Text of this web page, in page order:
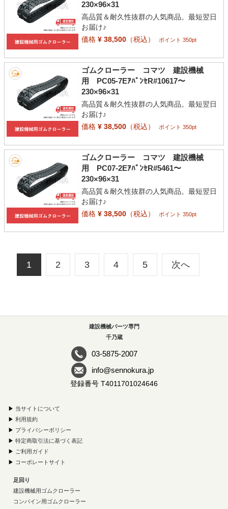
230×96×31
高品質＆耐久性抜群の人気商品。最短翌日
お届け♪
価格¥ 38,500（税込） ポイント 350pt
ゴムクローラー コマツ 建設機械
用 PC05-7EｱﾊﾞﾝｾR#10617〜
230×96×31
高品質＆耐久性抜群の人気商品。最短翌日
お届け♪
価格¥ 38,500（税込） ポイント 350pt
ゴムクローラー コマツ 建設機械
用 PC07-2EｱﾊﾞﾝｾR#5461〜
230×96×31
高品質＆耐久性抜群の人気商品。最短翌日
お届け♪
価格¥ 38,500（税込） ポイント 350pt
1 2 3 4 5 次へ
建設機械パーツ専門
千乃蔵
03-5875-2007
info@sennokura.jp
登録番号 T4011701024646
▶ 当サイトについて
▶ 利用規約
▶ プライバシーポリシー
▶ 特定商取引法に基づく表記
▶ ご利用ガイド
▶ コーポレートサイト
足回り
建設機械用ゴムクローラー
コンバイン用ゴムクローラー